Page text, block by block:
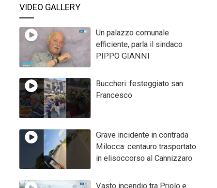
VIDEO GALLERY
Un palazzo comunale
efficiente, parla il sindaco
PIPPO GIANNI
Buccheri: festeggiato san
Francesco
Grave incidente in contrada
Milocca: centauro trasportato
in elisoccorso al Cannizzaro
Vasto incendio tra Priolo e